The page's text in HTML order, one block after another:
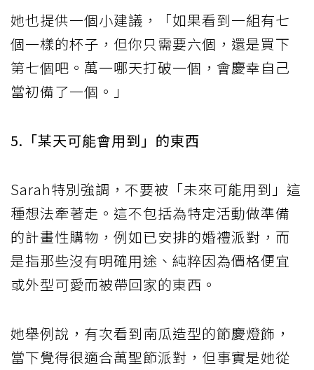
她也提供一個小建議，「如果看到一組有七
個一樣的杯子，但你只需要六個，還是買下
第七個吧。萬一哪天打破一個，會慶幸自己
當初備了一個。」
5.「某天可能會用到」的東西
Sarah特別強調，不要被「未來可能用到」這
種想法牽著走。這不包括為特定活動做準備
的計畫性購物，例如已安排的婚禮派對，而
是指那些沒有明確用途、純粹因為價格便宜
或外型可愛而被帶回家的東西。
她舉例說，有次看到南瓜造型的節慶燈飾，
當下覺得很適合萬聖節派對，但事實是她從